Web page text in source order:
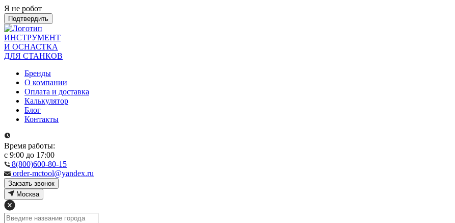
Я не робот
Подтвердить
ИНСТРУМЕНТ
И ОСНАСТКА
ДЛЯ СТАНКОВ
Бренды
О компании
Оплата и доставка
Калькулятор
Блог
Контакты
Время работы:
с 9:00 до 17:00
8(800)600-80-15
order-mctool@yandex.ru
Закзать звонок
Москва